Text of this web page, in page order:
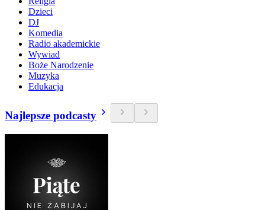
Dzieci
DJ
Komedia
Radio akademickie
Wywiad
Boże Narodzenie
Muzyka
Edukacja
Najlepsze podcasty